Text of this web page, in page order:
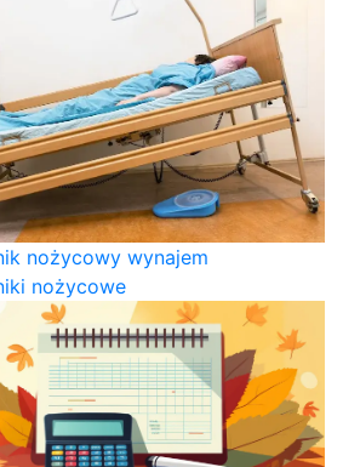
nożycowy wynajem
nożycowe